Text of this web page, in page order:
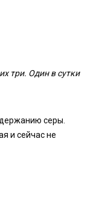
три. Один в сутки
серы.
и сейчас не